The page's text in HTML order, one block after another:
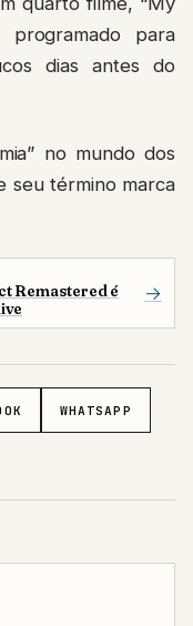
programado para
dias antes do
no mundo dos
seu término marca
Remastered é
→
WHATSAPP